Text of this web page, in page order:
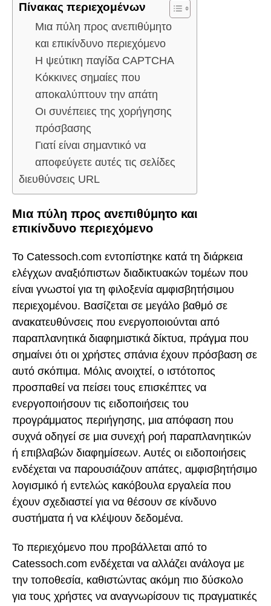
Πίνακας περιεχομένων
Μια πύλη προς ανεπιθύμητο
και επικίνδυνο περιεχόμενο
Η ψεύτικη παγίδα CAPTCHA
Κόκκινες σημαίες που
αποκαλύπτουν την απάτη
Οι συνέπειες της χορήγησης
πρόσβασης
Γιατί είναι σημαντικό να
αποφεύγετε αυτές τις σελίδες
διευθύνσεις URL
Μια πύλη προς ανεπιθύμητο και
επικίνδυνο περιεχόμενο
Το Catessoch.com εντοπίστηκε κατά τη διάρκεια
ελέγχων αναξιόπιστων διαδικτυακών τομέων που
είναι γνωστοί για τη φιλοξενία αμφισβητήσιμου
περιεχομένου. Βασίζεται σε μεγάλο βαθμό σε
ανακατευθύνσεις που ενεργοποιούνται από
παραπλανητικά διαφημιστικά δίκτυα, πράγμα που
σημαίνει ότι οι χρήστες σπάνια έχουν πρόσβαση σε
αυτό σκόπιμα. Μόλις ανοιχτεί, ο ιστότοπος
προσπαθεί να πείσει τους επισκέπτες να
ενεργοποιήσουν τις ειδοποιήσεις του
προγράμματος περιήγησης, μια απόφαση που
συχνά οδηγεί σε μια συνεχή ροή παραπλανητικών
ή επιβλαβών διαφημίσεων. Αυτές οι ειδοποιήσεις
ενδέχεται να παρουσιάζουν απάτες, αμφισβητήσιμο
λογισμικό ή εντελώς κακόβουλα εργαλεία που
έχουν σχεδιαστεί για να θέσουν σε κίνδυνο
συστήματα ή να κλέψουν δεδομένα.
Το περιεχόμενο που προβάλλεται από το
Catessoch.com ενδέχεται να αλλάζει ανάλογα με
την τοποθεσία, καθιστώντας ακόμη πιο δύσκολο
για τους χρήστες να αναγνωρίσουν τις πραγματικές